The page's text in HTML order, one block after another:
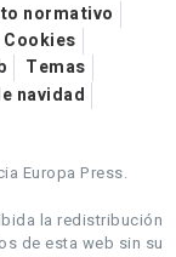
normativo
Temas
navidad
Europa Press.
la redistribución
de esta web sin su